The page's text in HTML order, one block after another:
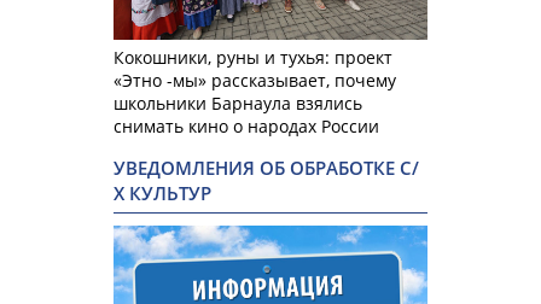
Кокошники, руны и тухья: проект
«Этно -мы» рассказывает, почему
школьники Барнаула взялись
снимать кино о народах России
УВЕДОМЛЕНИЯ ОБ ОБРАБОТКЕ С/
Х КУЛЬТУР